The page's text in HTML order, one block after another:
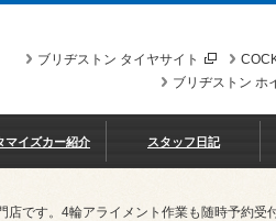
ブリヂストン タイヤサイト
ブリヂストン ホ
マイズカー紹介 スタッフ日記
です。4輪アライメント作業も随時予約